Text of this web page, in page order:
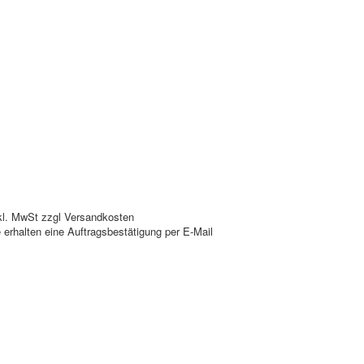
MwSt zzgl Versandkosten
erhalten eine Auftragsbestätigung per E-Mail